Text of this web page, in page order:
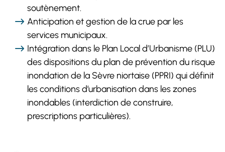
soutènement.
Anticipation et gestion de la crue par les
services municipaux.
Intégration dans le Plan Local d’Urbanisme (PLU)
des dispositions du plan de prévention du risque
inondation de la Sèvre niortaise (PPRI) qui définit
les conditions d’urbanisation dans les zones
inondables (interdiction de construire,
prescriptions particulières).